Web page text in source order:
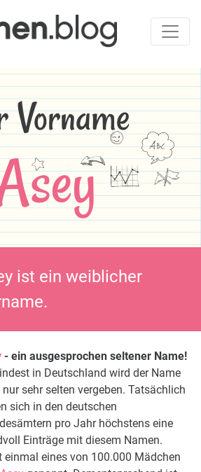
Vorname
ist ein weiblicher
- ein ausgesprochen seltener Name!
in Deutschland wird der Name
nur sehr selten vergeben. Tatsächlich
sich in den deutschen
pro Jahr höchstens eine
Einträge mit diesem Namen.
einmal eines von 100.000 Mädchen